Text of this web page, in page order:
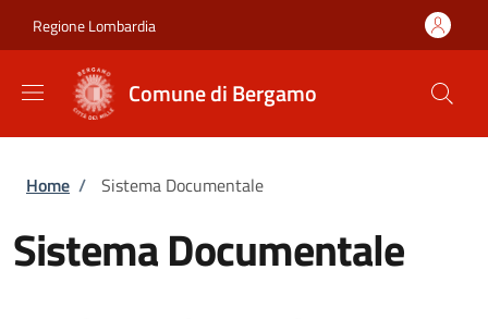
Regione Lombardia
Comune di Bergamo
Briciole di pane
Home / Sistema Documentale
Sistema Documentale